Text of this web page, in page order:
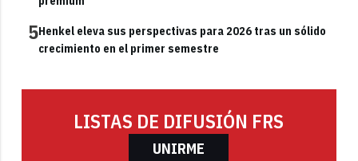
5Henkel eleva sus perspectivas para 2026 tras un sólido
crecimiento en el primer semestre
LISTAS DE DIFUSIÓN FRS
UNIRME